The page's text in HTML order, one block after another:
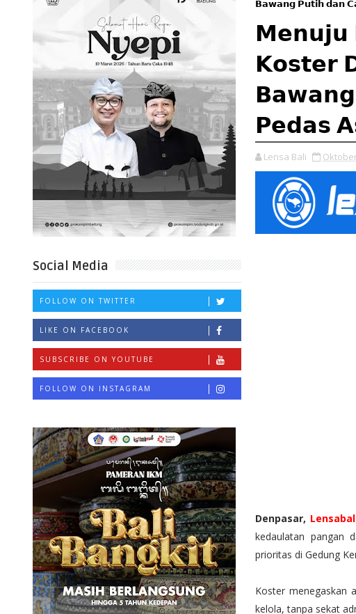
Social Media
FOLLOW ON TWITTER
LIKE ON FACEBOOK
SUBSCRIBE ON YOUTUBE
FOLLOW ON INSTAGRAM
𝗕𝗮𝘄𝗮𝗻𝗴 𝗣𝘂𝘁𝗶𝗵 𝗱𝗮𝗻
𝗠𝗲𝗻𝘂𝗷𝘂
𝗞𝗼𝘀𝘁𝗲𝗿
𝗕𝗮𝘄𝗮𝗻𝗴
𝗣𝗲𝗱𝗮𝘀
Lensa Bali
Denpasar,
kedaulatan pangan
prioritas di Gedung
Koster menegaskan
kelola, tanpa sekat